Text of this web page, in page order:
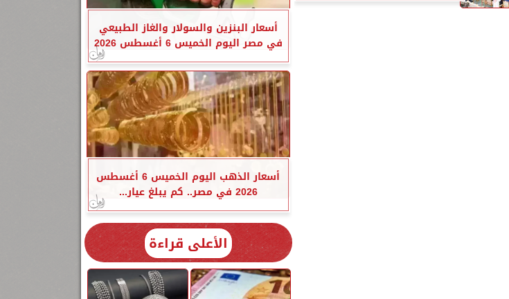
أسعار البنزين والسولار والغاز الطبيعي
في مصر اليوم الخميس 6 أغسطس 2026
أسعار الذهب اليوم الخميس 6 أغسطس
2026 في مصر.. كم يبلغ عيار...
الأعلى قراءة